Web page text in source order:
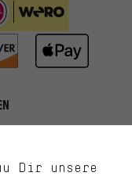
Dir unsere
genauer passende
uns, Deine Interessen
und Tipps zu
suchst und brauchst.
Webseite und